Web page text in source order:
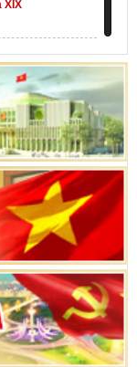
XIX
hội khóa XVI
cử ĐBQH
cấp nhiệm kỳ
ích Nhân dân,
hội đại biểu
XX, nhiệm kỳ
Thọ lần thứ I,